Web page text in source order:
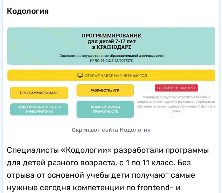
Кодология
Скриншот сайта Кодология
Специалисты «Кодологии» разработали программы
для детей разного возраста, с 1 по 11 класс. Без
отрыва от основной учебы дети получают самые
нужные сегодня компетенции по frontend- и